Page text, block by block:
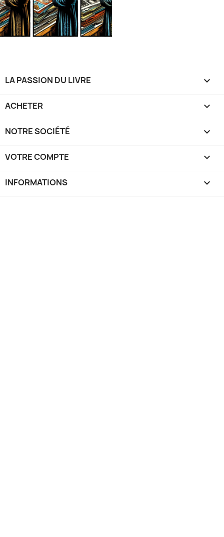
LA PASSION DU LIVRE 
ACHETER 
NOTRE SOCIÉTÉ 
VOTRE COMPTE 
INFORMATIONS keyboard_arrow_down